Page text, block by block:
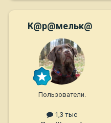
К@р@мельк@
Пользователи.
1,3 тыс